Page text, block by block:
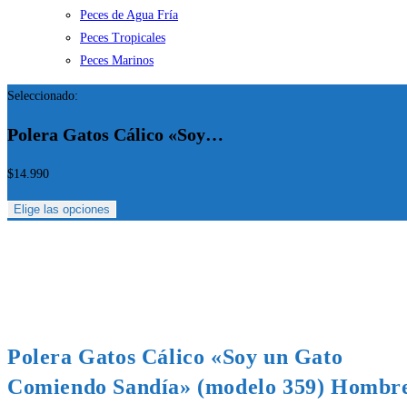
Peces de Agua Fría
Peces Tropicales
Peces Marinos
Seleccionado:
Polera Gatos Cálico «Soy…
$14.990
Elige las opciones
Polera Gatos Cálico «Soy un Gato
Comiendo Sandía» (modelo 359)